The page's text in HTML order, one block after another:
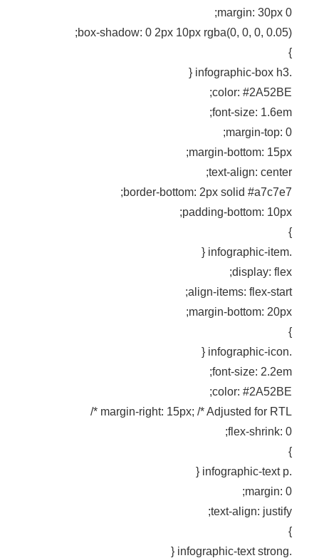
margin: 30px 0;
box-shadow: 0 2px 10px rgba(0, 0, 0, 0.05);
}
.infographic-box h3 {
color: #2A52BE;
font-size: 1.6em;
margin-top: 0;
margin-bottom: 15px;
text-align: center;
border-bottom: 2px solid #a7c7e7;
padding-bottom: 10px;
}
.infographic-item {
display: flex;
align-items: flex-start;
margin-bottom: 20px;
}
.infographic-icon {
font-size: 2.2em;
color: #2A52BE;
margin-right: 15px; /* Adjusted for RTL */
flex-shrink: 0;
}
.infographic-text p {
margin: 0;
text-align: justify;
}
.infographic-text strong {